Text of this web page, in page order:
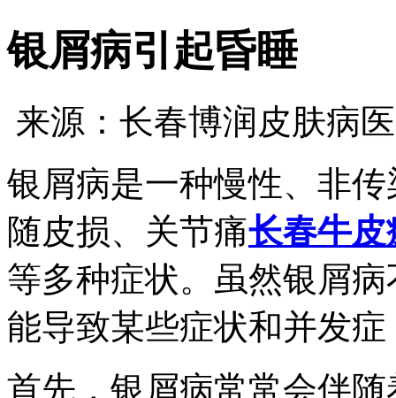
银屑病引起昏睡
来源：长春博润皮肤病
银屑病是一种慢性、非
随皮损、关节痛长春牛
等多种症状。虽然银屑
能导致某些症状和并发
首先，银屑病常常会伴